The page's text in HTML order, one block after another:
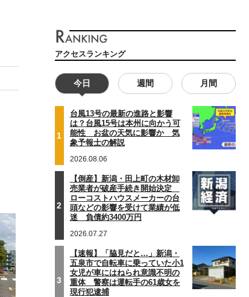
アクセスランキング
今日 週間 月間
1
台風13号の最新の進路と影響
は？台風15号は本州に向かう可
能性 お盆の天気に影響か 気
象予報士の解説
2026.08.06
2
【倒産】新潟・田上町の木材卸
売業者が破産手続き開始決定
ローコストハウスメーカーの台
頭などの影響を受けて業績が低
迷 負債約3400万円
2026.07.27
3
【速報】「脇見だと…」新潟・
五泉市で自転車に乗っていた小1
女児が車にはねられ意識不明の
重体 警察は運転手の61歳女を
現行犯逮捕